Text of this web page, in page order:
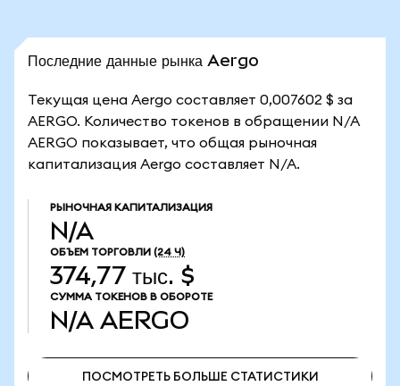
Последние данные рынка Aergo
Текущая цена Aergo составляет 0,007602 $ за
AERGO. Количество токенов в обращении N/A
AERGO показывает, что общая рыночная
капитализация Aergo составляет N/A.
РЫНОЧНАЯ КАПИТАЛИЗАЦИЯ
N/A
ОБЪЕМ ТОРГОВЛИ (24 Ч)
374,77 тыс. $
СУММА ТОКЕНОВ В ОБОРОТЕ
N/A AERGO
ПОСМОТРЕТЬ БОЛЬШЕ СТАТИСТИКИ